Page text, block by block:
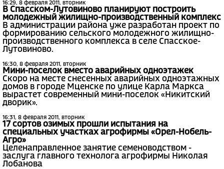
16:29, 8 февраля 2011, вторник
В Спасском-Лутовиново планируют построить
молодежный жилищно-производственный комплекс
В администрации района уже разработан проект по
формированию сельского молодежного жилищно-
производственного комплекса в селе Спасское-
Лутовиново.
16:30, 8 февраля 2011, вторник
Мини-поселок вместо аварийных одноэтажек
Скоро на месте снесенных аварийных одноэтажных
домов в городе Мценске по улице Карла Маркса
вырастет современный мини-поселок «Никитский
дворик».
16:31, 8 февраля 2011, вторник
17 сортов озимых прошли испытания на
специальных участках агрофирмы «Орел-Нобель-
Агро»
Целенаправленное занятие семеноводством -
заслуга главного технолога агрофирмы Николая
Лобанова